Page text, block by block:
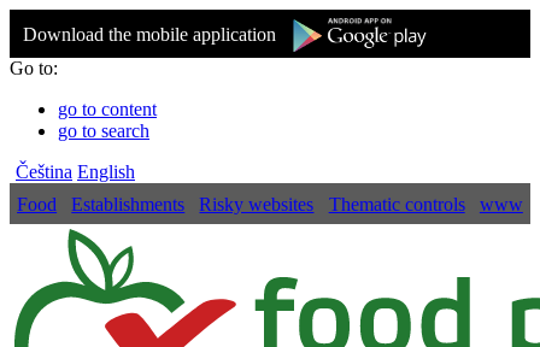
Download the mobile application
Go to:
go to content
go to search
Čeština English
Food
Establishments Risky websites Thematic controls www